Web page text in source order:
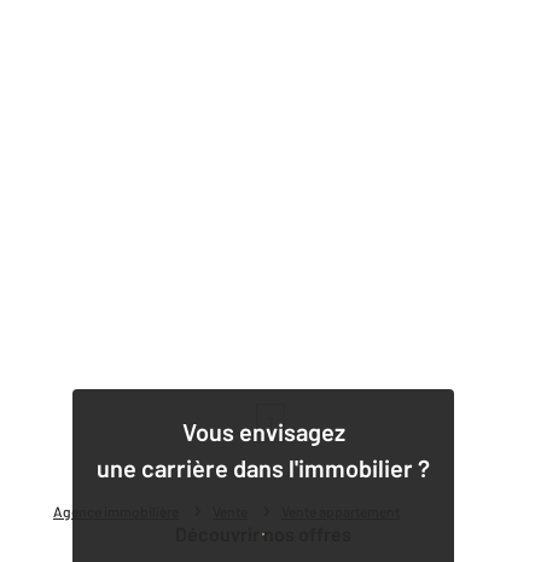
Agence immobilière
Vous envisagez
une carrière dans l'immobilier ?
Découvrir nos offres
1